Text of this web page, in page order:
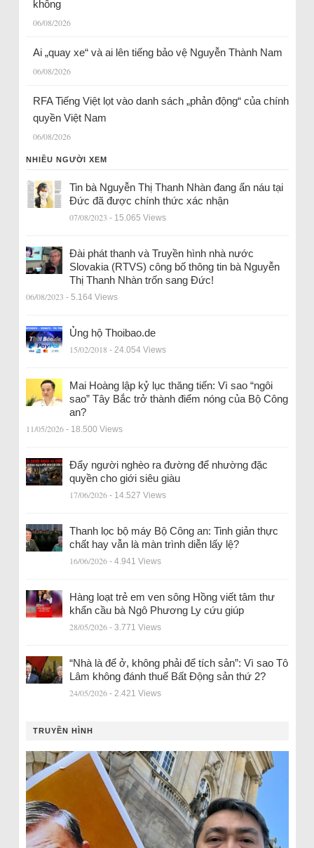
không
06/08/2026
Ai „quay xe“ và ai lên tiếng bảo vệ Nguyễn Thành Nam
06/08/2026
RFA Tiếng Việt lọt vào danh sách „phản động“ của chính
quyền Việt Nam
06/08/2026
NHIỀU NGƯỜI XEM
Tin bà Nguyễn Thị Thanh Nhàn đang ẩn náu tại
Đức đã được chính thức xác nhận
07/08/2023 - 15.065 Views
Đài phát thanh và Truyền hình nhà nước
Slovakia (RTVS) công bố thông tin bà Nguyễn
Thị Thanh Nhàn trốn sang Đức!
06/08/2023 - 5.164 Views
Ủng hộ Thoibao.de
15/02/2018 - 24.054 Views
Mai Hoàng lập kỷ lục thăng tiến: Vì sao “ngôi
sao” Tây Bắc trở thành điểm nóng của Bộ Công
an?
11/05/2026 - 18.500 Views
Đẩy người nghèo ra đường để nhường đặc
quyền cho giới siêu giàu
17/06/2026 - 14.527 Views
Thanh lọc bộ máy Bộ Công an: Tinh giản thực
chất hay vẫn là màn trình diễn lấy lệ?
16/06/2026 - 4.941 Views
Hàng loạt trẻ em ven sông Hồng viết tâm thư
khẩn cầu bà Ngô Phương Ly cứu giúp
28/05/2026 - 3.771 Views
“Nhà là để ở, không phải để tích sản”: Vì sao Tô
Lâm không đánh thuế Bất Động sản thứ 2?
24/05/2026 - 2.421 Views
TRUYỀN HÌNH